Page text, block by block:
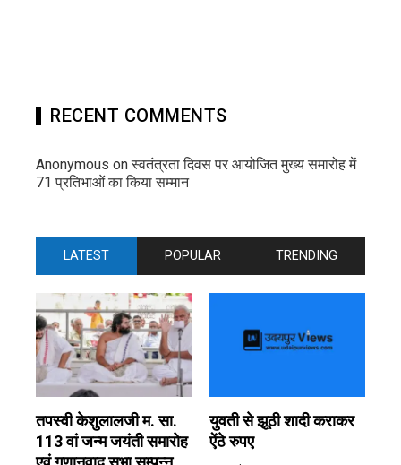
RECENT COMMENTS
Anonymous onस्वतंत्रता दिवस पर आयोजित मुख्य समारोह में
71 प्रतिभाओं का किया सम्मान
LATEST POPULAR TRENDING
तपस्वी केशुलालजी म. सा.
113 वां जन्म जयंती समारोह
युवती से झूठी शादी कराकर
ऐंठे रुपए